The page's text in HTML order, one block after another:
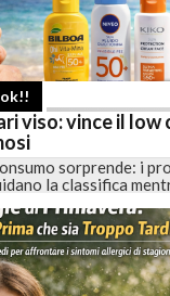
viso: vince il
sorprende: i
la classifica